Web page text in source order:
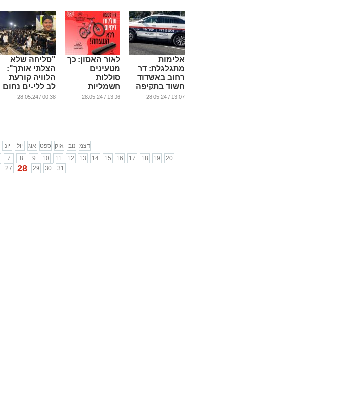
אלימות
מתגלגלת: דר
רחוב באשדוד
חשוד בתקיפה
של קטין ואדם
13:07 / 28.05.24
לאור האסון: כך
מטעינים
סוללות
חשמליות
...
13:06 / 28.05.24
"סליחה שלא
הצלתי אותך":
הלוויה קורעת
לב ללי-ים נחום
ז"ל
00:38 / 28.05.24
יונ יול אוג ספט אוק נוב
דצמ
7 8 9 10 11 12 13 14 15 16 17 18 19
20
27 28 29 30 31